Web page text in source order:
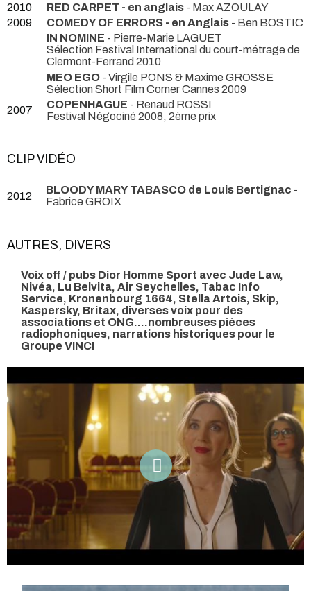
2010
RED CARPET - en anglais - Max AZOULAY
2009
COMEDY OF ERRORS - en Anglais - Ben BOSTIC
IN NOMINE - Pierre-Marie LAGUET
Sélection Festival International du court-métrage de
Clermont-Ferrand 2010
MEO EGO - Virgile PONS & Maxime GROSSE
Sélection Short Film Corner Cannes 2009
2007
COPENHAGUE - Renaud ROSSI
Festival Négociné 2008, 2ème prix
CLIP VIDÉO
2012 BLOODY MARY TABASCO de Louis Bertignac -
Fabrice GROIX
AUTRES, DIVERS
Voix off / pubs Dior Homme Sport avec Jude Law,
Nivéa, Lu Belvita, Air Seychelles, Tabac Info
Service, Kronenbourg 1664, Stella Artois, Skip,
Kaspersky, Britax, diverses voix pour des
associations et ONG....nombreuses pièces
radiophoniques, narrations historiques pour le
Groupe VINCI